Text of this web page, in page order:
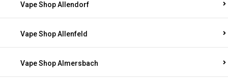
Vape Shop Allendorf
Vape Shop Allenfeld
Vape Shop Almersbach